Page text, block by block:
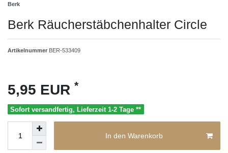
Berk
Berk Räucherstäbchenhalter Circle
Artikelnummer BER-533409
5,95 EUR *
Sofort versandfertig, Lieferzeit 1-2 Tage **
In den Warenkorb